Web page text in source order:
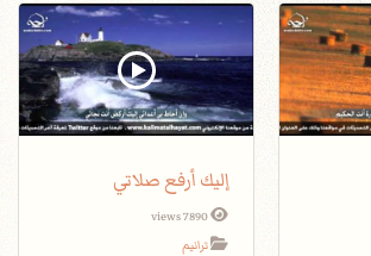
إليك أرفع صلاتي
7890 views
ترانيم